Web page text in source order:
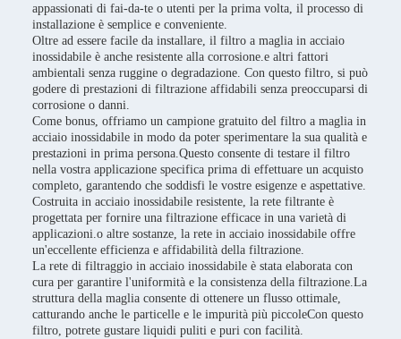
appassionati di fai-da-te o utenti per la prima volta, il processo di
installazione è semplice e conveniente.
Oltre ad essere facile da installare, il filtro a maglia in acciaio
inossidabile è anche resistente alla corrosione.e altri fattori
ambientali senza ruggine o degradazione. Con questo filtro, si può
godere di prestazioni di filtrazione affidabili senza preoccuparsi di
corrosione o danni.
Come bonus, offriamo un campione gratuito del filtro a maglia in
acciaio inossidabile in modo da poter sperimentare la sua qualità e
prestazioni in prima persona.Questo consente di testare il filtro
nella vostra applicazione specifica prima di effettuare un acquisto
completo, garantendo che soddisfi le vostre esigenze e aspettative.
Costruita in acciaio inossidabile resistente, la rete filtrante è
progettata per fornire una filtrazione efficace in una varietà di
applicazioni.o altre sostanze, la rete in acciaio inossidabile offre
un'eccellente efficienza e affidabilità della filtrazione.
La rete di filtraggio in acciaio inossidabile è stata elaborata con
cura per garantire l'uniformità e la consistenza della filtrazione.La
struttura della maglia consente di ottenere un flusso ottimale,
catturando anche le particelle e le impurità più piccoleCon questo
filtro, potrete gustare liquidi puliti e puri con facilità.